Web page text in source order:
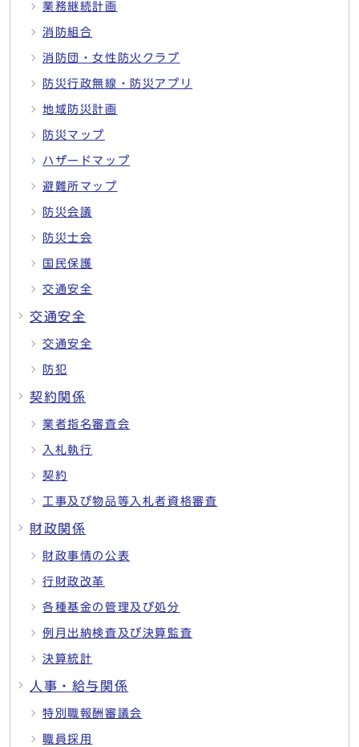
業務継続計画
消防組合
消防団・女性防火クラブ
防災行政無線・防災アプリ
地域防災計画
防災マップ
ハザードマップ
避難所マップ
防災会議
防災士会
国民保護
交通安全
交通安全
交通安全
防犯
契約関係
業者指名審査会
入札執行
契約
工事及び物品等入札者資格審査
財政関係
財政事情の公表
行財政改革
各種基金の管理及び処分
例月出納検査及び決算監査
決算統計
人事・給与関係
特別職報酬審議会
職員採用